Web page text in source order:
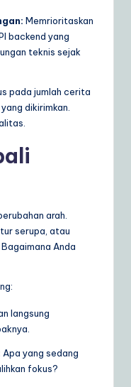
Memrioritaskan
backend yang
teknis sejak
pada jumlah cerita
dikirimkan.
arah.
serupa, atau
Anda
langsung
Apa yang sedang
fokus?